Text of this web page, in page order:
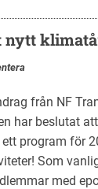
nytt
från NF
har beslutat
program för
Som
med